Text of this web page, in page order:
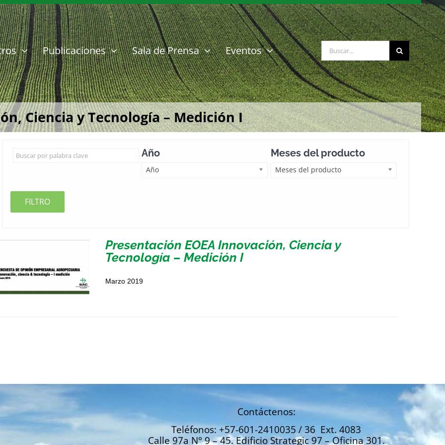
Publicaciones Sala de Prensa Eventos Buscar:
Ciencia y Tecnología – Medición I
Año
Año
Meses del producto
Meses del producto
FILTRO
Presentación EOEA Innovación, Ciencia y
Tecnología – Medición I
Marzo 2019
Contáctenos:
Teléfonos: +57-601-2410035 / 36 Ext. 4083
Calle 97a N° 9 – 45. Edificio Strategic 97 – Oficina 301.